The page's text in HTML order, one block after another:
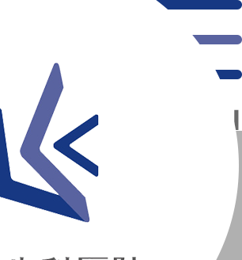
歯科医師勉強会【12月16日】